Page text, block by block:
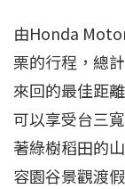
由Honda
栗的行程，總
來回的最佳距
可以享受台三
著綠樹稻田的
容園谷景觀渡